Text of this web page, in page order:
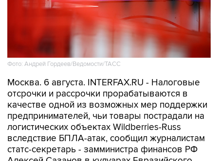
Фото: Андрей Гордеев/Ведомости/ТАСС
Москва. 6 августа. INTERFAX.RU - Налоговые
качестве одной из возможных мер поддержки
предпринимателей, чьи товары пострадали на
логистических объектах Wildberries-Russ
вследствие БПЛА-атак, сообщил журналистам
статс-секретарь - замминистра финансов РФ
Алексей Сазанов в кулуарах Евразийского
межправсовета (ЕМПС).